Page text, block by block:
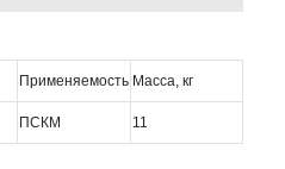
Применяемость Масса, кг
ПСКМ 11